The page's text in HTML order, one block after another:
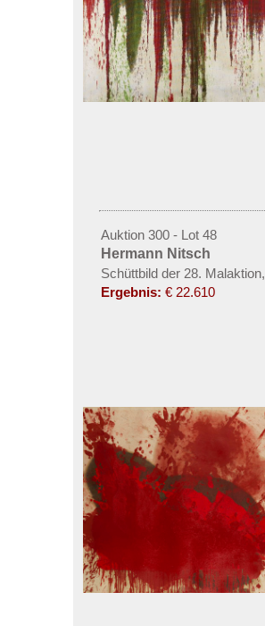
Auktion 300 - Lot 48
Hermann Nitsch
Schüttbild der 28. Malaktion,
Ergebnis: € 22.610